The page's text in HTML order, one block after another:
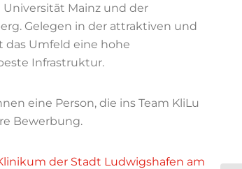
Mainz und der
Gelegen in der attraktiven und
Umfeld eine hohe
Infrastruktur.
eine Person, die ins Team KliLu
Bewerbung.
der Stadt Ludwigshafen am